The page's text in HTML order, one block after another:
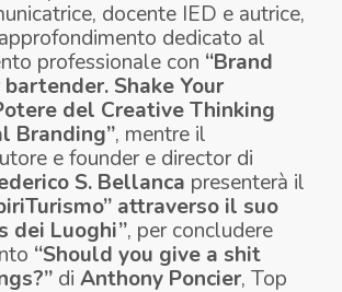
docente IED e autrice,
dedicato al
professionale con “Brand
Shake Your
del Creative Thinking
Branding”, mentre il
e founder e director di
S. Bellanca presenterà il
attraverso il suo
dei Luoghi”, per concludere
“Should you give a shit
di Anthony Poncier, Top